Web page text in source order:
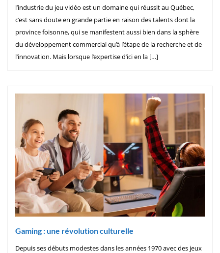
l’industrie du jeu vidéo est un domaine qui réussit au Québec,
c’est sans doute en grande partie en raison des talents dont la
province foisonne, qui se manifestent aussi bien dans la sphère
du développement commercial qu’à l’étape de la recherche et de
l’innovation. Mais lorsque l’expertise d’ici en la […]
Gaming : une révolution culturelle
Depuis ses débuts modestes dans les années 1970 avec des jeux